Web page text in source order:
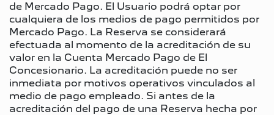
de Mercado Pago. El Usuario podrá optar por
cualquiera de los medios de pago permitidos por
Mercado Pago. La Reserva se considerará
efectuada al momento de la acreditación de su
valor en la Cuenta Mercado Pago de El
Concesionario. La acreditación puede no ser
inmediata por motivos operativos vinculados al
medio de pago empleado. Si antes de la
acreditación del pago de una Reserva hecha por